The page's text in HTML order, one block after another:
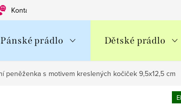
Kontakty
Pánské prádlo Dětské prádlo
peněženka s motivem kreslených kočiček 9,5x12,5 cm